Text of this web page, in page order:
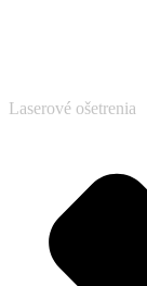
Laserové ošetrenia